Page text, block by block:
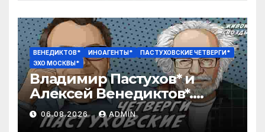
ВЕНЕДИКТОВ* ИНОАГЕНТЫ*
ПАСТУХОВСКИЕ ЧЕТВЕРГИ*
ЭХО МОСКВЫ*
Владимир Пастухов* и
Алексей Венедиктов*.
Пастуховские четверги /
06.08.26
06.08.2026 ADMIN